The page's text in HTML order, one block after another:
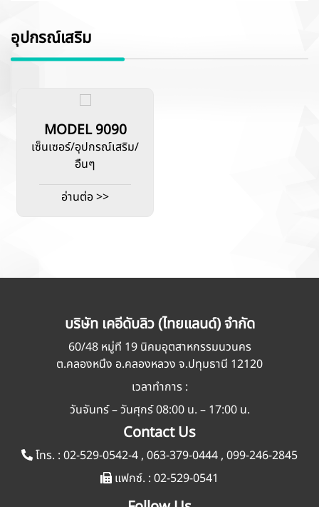
อุปกรณ์เสริม
MODEL 9090
เซ็นเซอร์/อุปกรณ์เสริม/
อื่นๆ
อ่านต่อ >>
บริษัท เคอีดับลิว (ไทยแลนด์) จำกัด
60/48 หมู่ที่ 19 นิคมอุตสาหกรรมนวนคร
ต.คลองหนึ่ง อ.คลองหลวง จ.ปทุมธานี 12120
เวลาทำการ :
วันจันทร์ – วันศุกร์ 08:00 น. – 17:00 น.
Contact Us
โทร. : 02-529-0542-4 , 063-379-0444 , 099-246-2845
แฟกซ์. : 02-529-0541